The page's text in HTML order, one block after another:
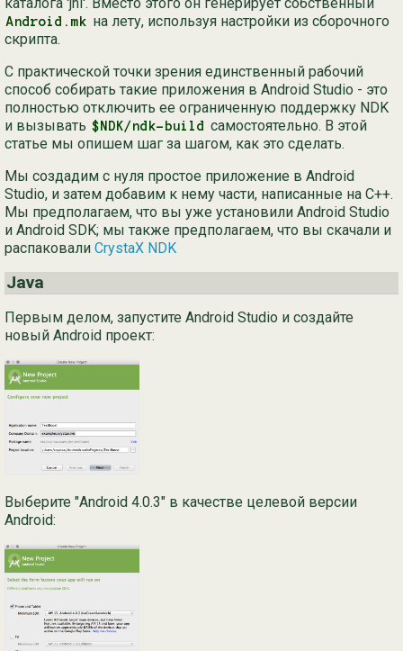
Android.mk на лету, используя настройки из сборочного
скрипта.
С практической точки зрения единственный рабочий
способ собирать такие приложения в Android Studio - это
полностью отключить ее ограниченную поддержку NDK
и вызывать $NDK/ndk-build самостоятельно. В этой
статье мы опишем шаг за шагом, как это сделать.
Мы создадим с нуля простое приложение в Android
Studio, и затем добавим к нему части, написанные на C++.
Мы предполагаем, что вы уже установили Android Studio
и Android SDK; мы также предполагаем, что вы скачали и
распаковали CrystaX NDK
Java
Первым делом, запустите Android Studio и создайте
новый Android проект:
Выберите "Android 4.0.3" в качестве целевой версии
Android: